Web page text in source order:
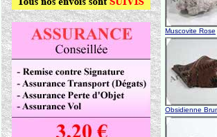
Muscovite Rose
Obsidienne